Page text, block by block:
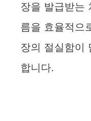
장을 발급받는
름을 효율적으
장의 절실함이
합니다.